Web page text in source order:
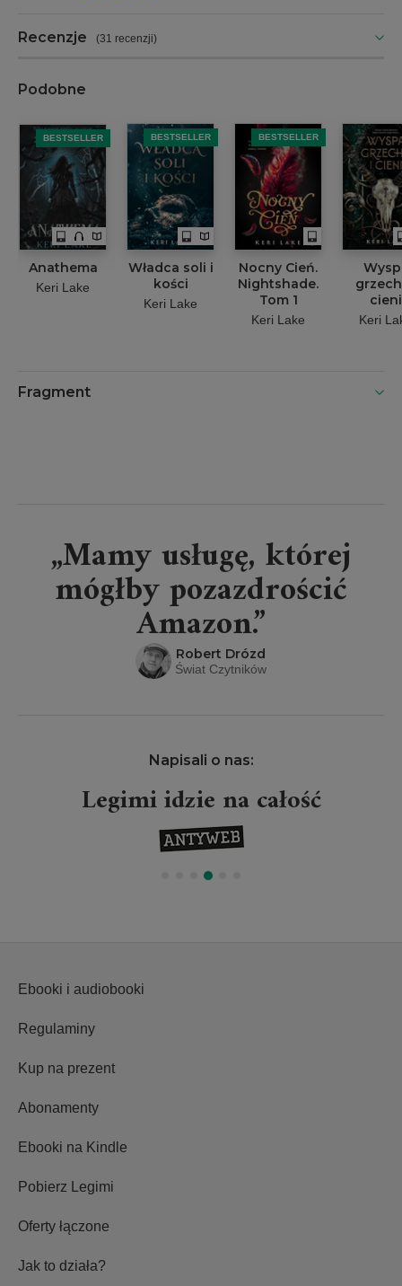
Recenzje (31 recenzji)
Podobne
BESTSELLER
Anathema
Keri Lake
BESTSELLER
Władca soli i
kości
Keri Lake
BESTSELLER
Nocny Cień.
Nightshade.
Tom 1
Keri Lake
cieni
Keri
Fragment
„Mamy usługę, której
mógłby pozazdrościć
Amazon.”
Robert Drózd
Świat Czytników
Napisali o nas:
Legimi idzie na całość
Ebooki i audiobooki
Regulaminy
Kup na prezent
Abonamenty
Ebooki na Kindle
Pobierz Legimi
Oferty łączone
Jak to działa?